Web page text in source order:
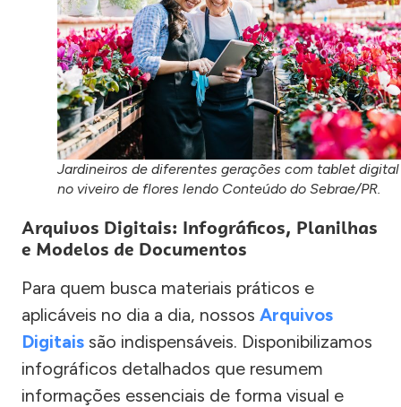
Jardineiros de diferentes gerações com tablet digital
no viveiro de flores lendo Conteúdo do Sebrae/PR.
Arquivos Digitais: Infográficos, Planilhas
e Modelos de Documentos
Para quem busca materiais práticos e
aplicáveis no dia a dia, nossos Arquivos
Digitais são indispensáveis. Disponibilizamos
infográficos detalhados que resumem
informações essenciais de forma visual e